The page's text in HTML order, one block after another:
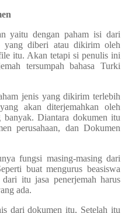
yaitu dengan paham isi dari
diberi atau dikirim oleh
itu. Akan tetapi si penulis ini
tersumpah bahasa Turki
jenis yang dikirim terlebih
akan diterjemahkan oleh
banyak. Diantara dokumen itu
perusahaan, dan Dokumen
fungsi masing-masing dari
buat mengurus beasiswa
itu jasa penerjemah harus
ada.
dari dokumen itu, Setelah itu